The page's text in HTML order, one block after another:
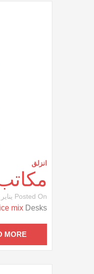
انزلق
Posted On يناير 11, 2018 At 5:10 م By
mix Desks
MORE